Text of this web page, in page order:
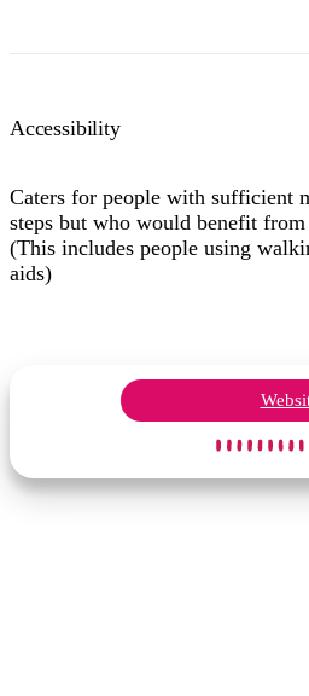
Accessibility
Caters for people with sufficient
steps but who would benefit
(This includes people using
aids)